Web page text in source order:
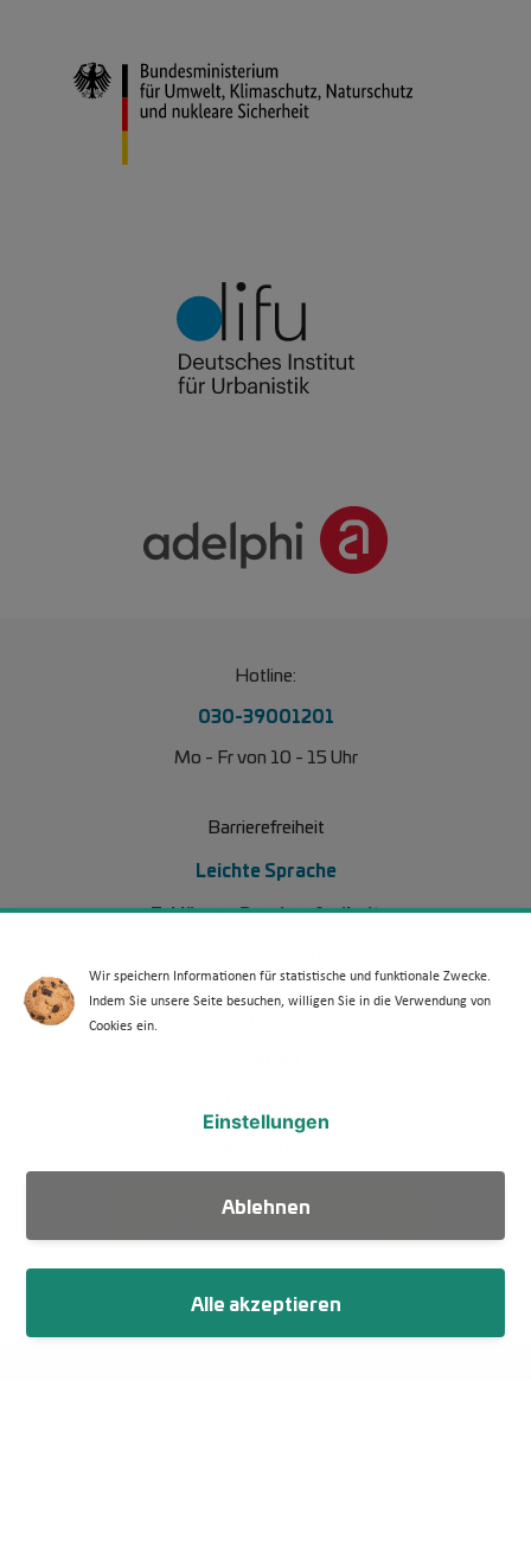
Hotline:
030-39001201
Mo - Fr von 10 - 15 Uhr
Barrierefreiheit
Leichte Sprache
Erklärung Barrierefreiheit
Footer Menü 2 (WdKA 26)
Archiv
Wir speichern Informationen für statistische und funktionale Zwecke.
Indem Sie unsere Seite besuchen, willigen Sie in die Verwendung von
Cookies ein.
Ablehnen
Einstellungen
Alle akzeptieren